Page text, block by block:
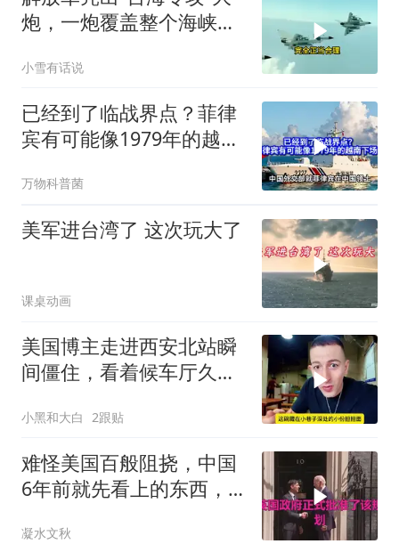
炮，一炮覆盖整个海峡，
小雪有话说
已经到了临战界点？菲律
宾有可能像1979年的越南
万物科普菌
美军进台湾了 这次玩大了
课桌动画
美国博主走进西安北站瞬
间僵住，看着候车厅久久
小黑和大白 2跟贴
难怪美国百般阻挠，中国
6年前就先看上的东西，
凝水文秋